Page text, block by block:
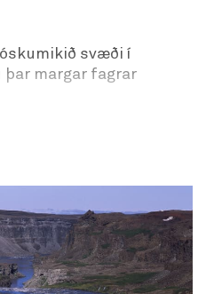
svæði í
margar fagrar